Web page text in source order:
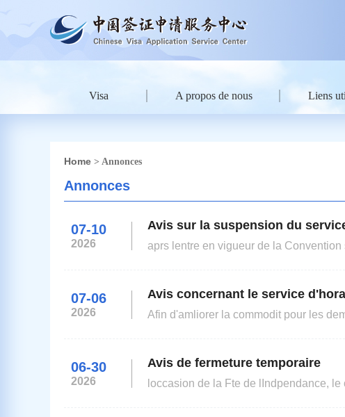
Visa A propos de nous Liens
Home > Annonces
Annonces
07-10
2026
Avis sur la suspension du
aprs lentre en vigueur de la
07-06
2026
Avis concernant le service
Afin d'amliorer la commodit pour les
06-30
2026
Avis de fermeture temporaire
loccasion de la Fte de lIndpendance,